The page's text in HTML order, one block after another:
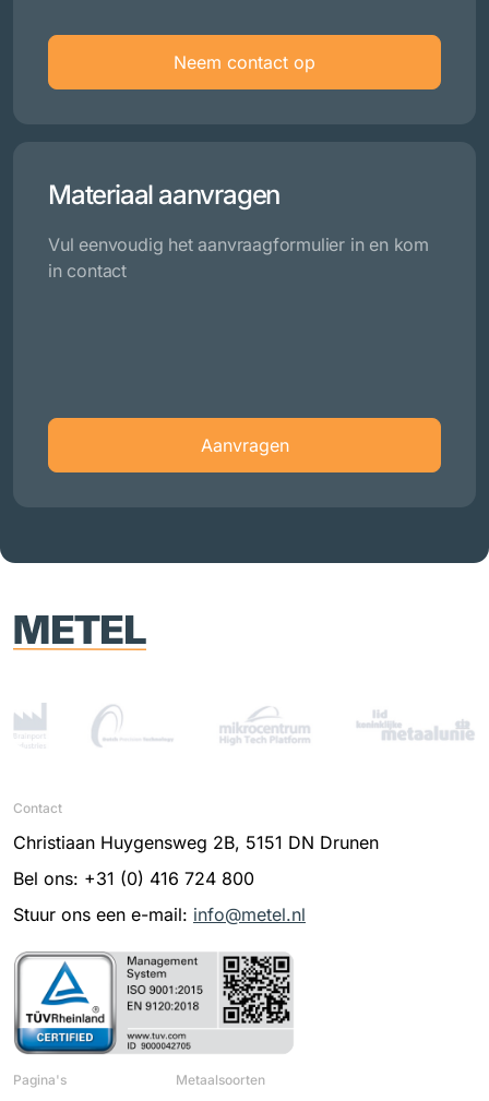
Neem contact op
Materiaal aanvragen
Vul eenvoudig het aanvraagformulier in en kom
in contact
Aanvragen
Contact
Christiaan Huygensweg 2B, 5151 DN Drunen
Bel ons: +31 (0) 416 724 800
Stuur ons een e-mail: info@metel.nl
Pagina's Metaalsoorten